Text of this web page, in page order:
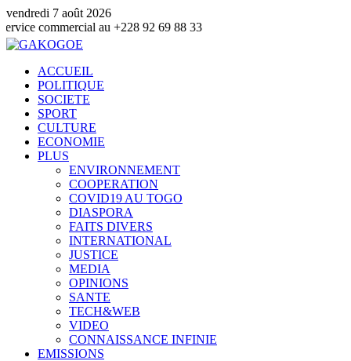
vendredi 7 août 2026
au +228 92 69 88 33
ACCUEIL
POLITIQUE
SOCIETE
SPORT
CULTURE
ECONOMIE
PLUS
ENVIRONNEMENT
COOPERATION
COVID19 AU TOGO
DIASPORA
FAITS DIVERS
INTERNATIONAL
JUSTICE
MEDIA
OPINIONS
SANTE
TECH&WEB
VIDEO
CONNAISSANCE INFINIE
EMISSIONS